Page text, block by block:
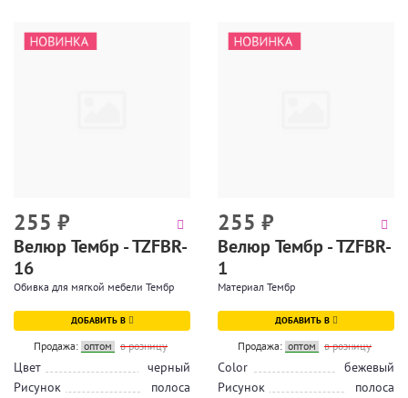
255 ₽
Велюр Тембр - TZFBR-
16
Обивка для мягкой мебели Тембр
ДОБАВИТЬ В
Продажа: оптом в розницу
Цвет
черный
Рисунок
полоса
255 ₽
Велюр Тембр - TZFBR-
1
Материал Тембр
ДОБАВИТЬ В
Продажа: оптом в розницу
Color
бежевый
Рисунок
полоса